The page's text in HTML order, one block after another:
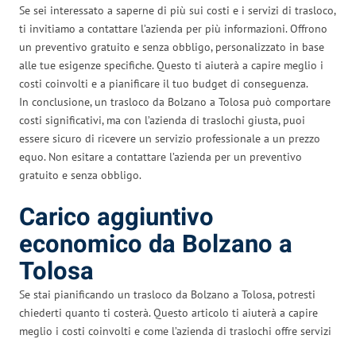
Se sei interessato a saperne di più sui costi e i servizi di trasloco,
ti invitiamo a contattare l’azienda per più informazioni. Offrono
un preventivo gratuito e senza obbligo, personalizzato in base
alle tue esigenze specifiche. Questo ti aiuterà a capire meglio i
costi coinvolti e a pianificare il tuo budget di conseguenza.
In conclusione, un trasloco da Bolzano a Tolosa può comportare
costi significativi, ma con l’azienda di traslochi giusta, puoi
essere sicuro di ricevere un servizio professionale a un prezzo
equo. Non esitare a contattare l’azienda per un preventivo
gratuito e senza obbligo.
Carico aggiuntivo
economico da Bolzano a
Tolosa
Se stai pianificando un trasloco da Bolzano a Tolosa, potresti
chiederti quanto ti costerà. Questo articolo ti aiuterà a capire
meglio i costi coinvolti e come l’azienda di traslochi offre servizi